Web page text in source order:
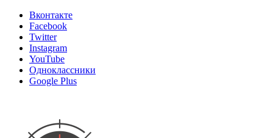
Вконтакте
Facebook
Twitter
Instagram
YouTube
Одноклассники
Google Plus